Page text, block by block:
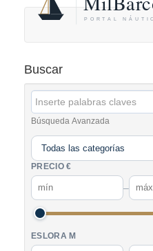
Buscar
Búsqueda Avanzada
PRECIO €
–
ESLORA M